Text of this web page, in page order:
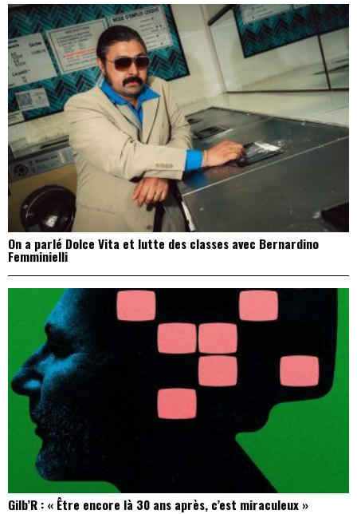
On a parlé Dolce Vita et lutte des classes avec Bernardino
Femminielli
Gilb’R : « Être encore là 30 ans après, c’est miraculeux »